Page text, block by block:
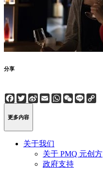
分享
Facebook
Twitter
Sina
Weibo
EmailWhatsApp
WeChat
Line
更多内容
关于我们
关于 PMQ 元创方
政府支持